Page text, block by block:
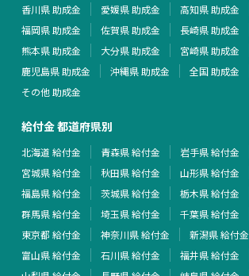
香川県 助成金
愛媛県 助成金
高知県 助成金
福岡県 助成金
佐賀県 助成金
長崎県 助成金
熊本県 助成金
大分県 助成金
宮崎県 助成金
鹿児島県 助成金
沖縄県 助成金
全国 助成金
その他 助成金
給付金 都道府県別
北海道 給付金 青森県 給付金
岩手県 給付金
宮城県 給付金
秋田県 給付金
山形県 給付金
福島県 給付金
茨城県 給付金
栃木県 給付金
群馬県 給付金
埼玉県 給付金
千葉県 給付金
東京都 給付金
神奈川県 給付金
新潟県 給付金
富山県 給付金
石川県 給付金
福井県 給付金